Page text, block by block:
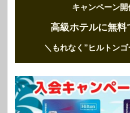
キャンペーン開
高級ホテルに無料
＼もれなく”ヒルトン